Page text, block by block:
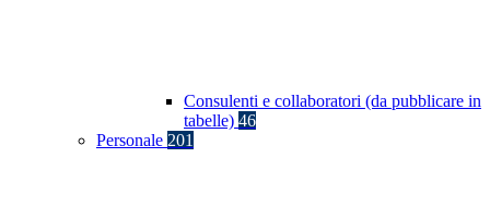
Consulenti e collaboratori (da pubblicare in
tabelle) 46
Personale 201